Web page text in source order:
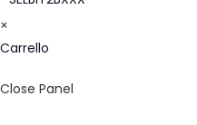
×
Carrello
Close Panel